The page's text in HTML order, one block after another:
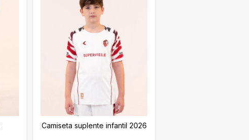
Camiseta suplente infantil 2026